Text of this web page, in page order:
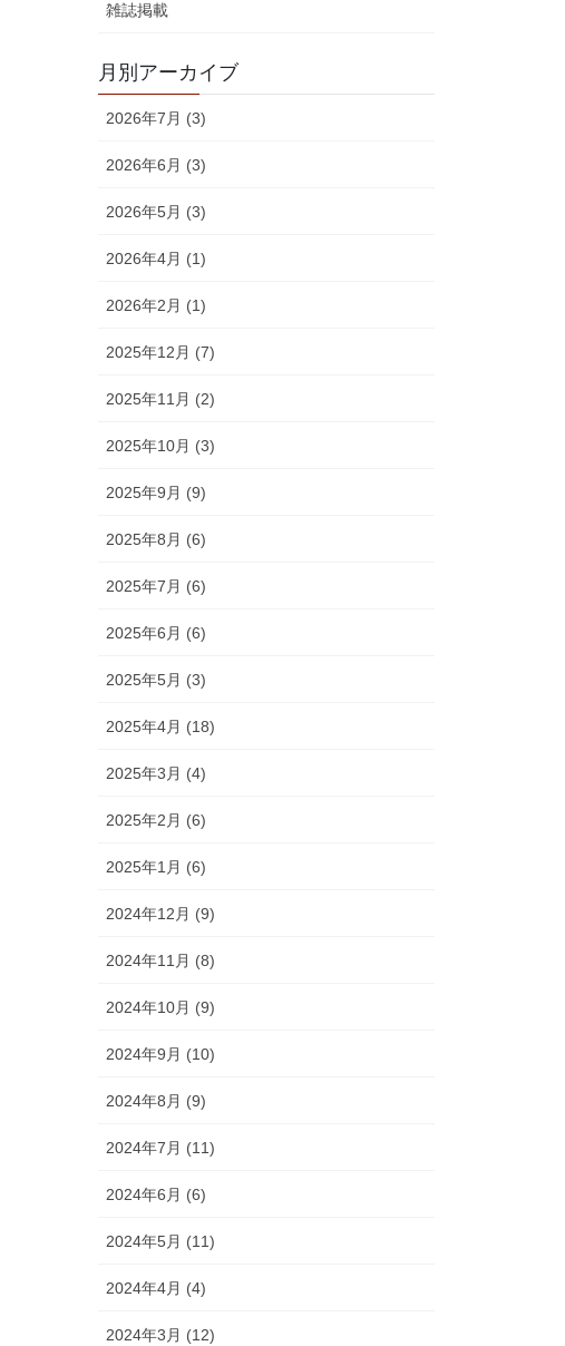
雑誌掲載
月別アーカイブ
2026年7月 (3)
2026年6月 (3)
2026年5月 (3)
2026年4月 (1)
2026年2月 (1)
2025年12月 (7)
2025年11月 (2)
2025年10月 (3)
2025年9月 (9)
2025年8月 (6)
2025年7月 (6)
2025年6月 (6)
2025年5月 (3)
2025年4月 (18)
2025年3月 (4)
2025年2月 (6)
2025年1月 (6)
2024年12月 (9)
2024年11月 (8)
2024年10月 (9)
2024年9月 (10)
2024年8月 (9)
2024年7月 (11)
2024年6月 (6)
2024年5月 (11)
2024年4月 (4)
2024年3月 (12)